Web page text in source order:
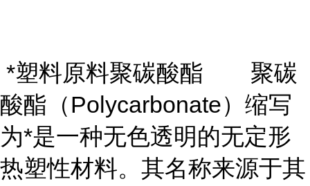
*塑料原料聚碳酸酯 聚碳
酸酯（Polycarbonate）缩写
为*是一种无色透明的无定形
热塑性材料。其名称来源于其